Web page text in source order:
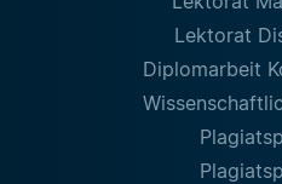
Lektorat
Diplomarbeit